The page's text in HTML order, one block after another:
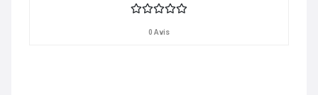
0 Avis